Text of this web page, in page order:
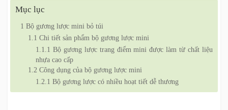
Mục lục
1 Bộ gương lược mini bỏ túi
1.1 Chi tiết sản phẩm bộ gương lược mini
1.1.1 Bộ gương lược trang điểm mini được làm từ chất liệu
nhựa cao cấp
1.2 Công dụng của bộ gương lược mini
1.2.1 Bộ gương lược có nhiều hoạt tiết dễ thương